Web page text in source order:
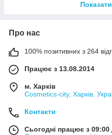
Про нас
100% позитивних з 264
Працює з 13.08.2014
м. Харків
Cosmetics-city, Харків,
Контакти
Сьогодні працює з 09:00